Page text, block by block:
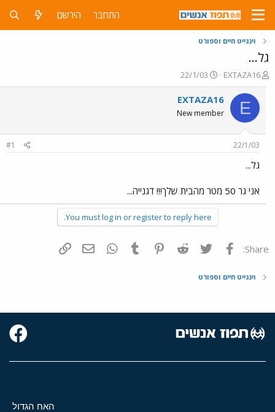
התחבר הירשם
וינגייט חיים וספורט
גל...
פ
ו
ת
ח
ה
ש
א
EXTAZA16
פ
ו
ר
ם
22/1/03
E
EXTAZA16
New member
22/1/03
#1
גל...
אני גר 50 מטר מהבית שלך!!! דגנייה...
You must log in or register to reply here.
Share: פייסבוק Twitter
Reddit
Pinterest
Tumblr
WhatsAppדואר אלקטרוני
וינגייט חיים וספורט
האח הגדול